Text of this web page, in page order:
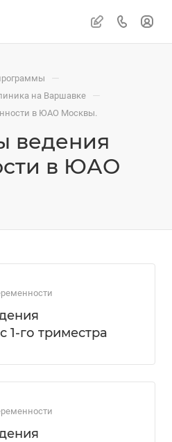
—
на Варшавке —
в ЮАО Москвы.
ведения
в ЮАО
1-го триместра